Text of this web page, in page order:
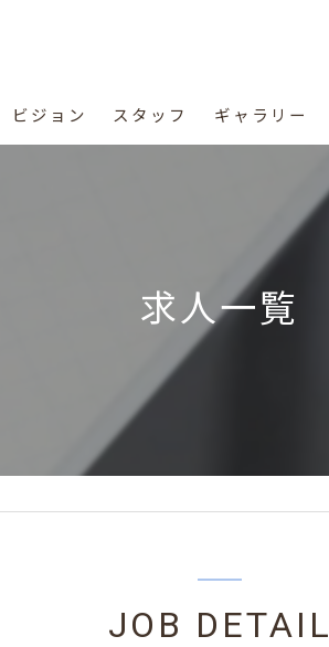
ビジョン スタッフ ギャラリー
求人一覧
JOB DETAIL